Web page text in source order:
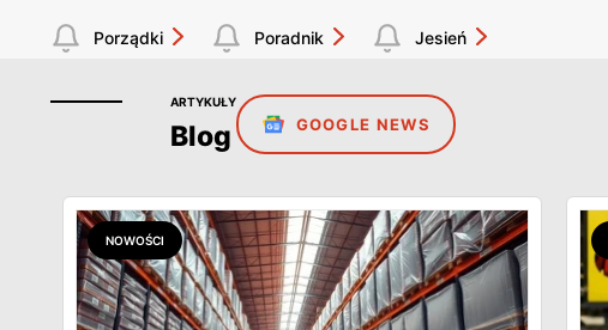
Porządki Poradnik Jesień
ARTYKUŁY
Blog GOOGLE NEWS
NOWOŚCI